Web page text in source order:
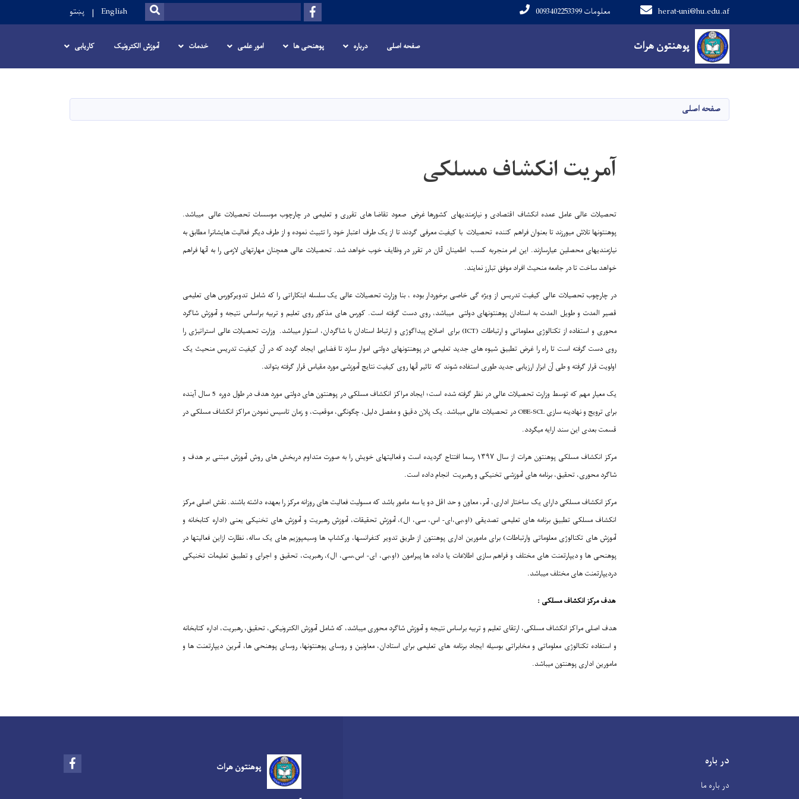
content
پوهنتون هرات
herat-uni@hu.edu.af معلومات 0093402253399 Facebook
Search
SEARCH
English پښتو
Main navigation
پوهنتون هرات صفحه اصلی درباره پوهنحی ها امور علمی خدمات آموزش الکترونیک کاریابی
صفحه اصلی
آمریت انکشاف مسلکی
تحصیلات عالی عامل عمده انکشاف اقتصادی و نیازمندیهای کشورها غرض صعود تقاضا های تقرری و تعلیمی در چارچوب موسسات تحصیلات عالی میباشد.
پوهنتونها تلاش میورزند تا بعنوان فراهم کننده تحصیلات با کیفیت معرفی گردند تا از یک طرف اعتبار خود را تثبیث نموده و از طرف دیگر فعالیت هایشانرا مطابق به
نیازمندیهای محصلین عیارسازند. این امر منجربه کسب اطمینان آنان در تقرر در وظایف خوب خواهد شد. تحصیلات عالی همچنان مهارتهای لازمی را به آنها فراهم
خواهد ساخت تا در جامعه منحیث افراد موفق تبارز نمایند.
در چارچوب تحصیلات عالی کیفیت تدریس از ویژه گی خاصی برخوردار بوده ، بنا وزارت تحصیلات عالی یک سلسله ابتکاراتی را که شامل تدویرکورس های تعلیمی
قصیر المدت و طویل المدت به استادان پوهنتونهای دولتی میباشد، روی دست گرفته است. کورس های مذکور روی تعلیم و تربیه براساس نتیجه و آموزش شاگرد
محوری و استفاده از تکنالوژی معلوماتی و ارتباطات (ICT) برای اصلاح پیداگوژی و ارتباط استادان با شاگردان، استوار میباشد. وزارت تحصیلات عالی استراتیژی را
روی دست گرفته است تا راه را غرض تطبیق شیوه های جدید تعلیمی در پوهنتونهای دولتی اموار سازد تا فضایی ایجاد گردد که در آن کیفیت تدریس منحیث یک
اولویت قرار گرفته و طی آن ابزار ارزیابی جدید طوری استفاده شوند که تاثیر آنها روی کیفیت نتایج آموزشی مورد مقیاس قرار گرفته بتواند.
یک معیار مهم که توسط وزارت تحصیلات عالی در نظر گرفته شده است؛ ایجاد مراکز انکشاف مسلکی در پوهنتون های دولتی مورد هدف در طول دوره 5 سال آینده
برای ترویج و نهادینه سازی OBE-SCL در تحصیلات عالی میباشد. یک پلان دقیق و مفصل دلیل، چگونگی، موقعیت، و زمان تاسیس نمودن مراکز انکشاف مسلکی در
قسمت بعدی این سند ارایه میگردد.
مرکز انکشاف مسلکی پوهنتون هرات از سال ۱۳۹۷ رسما افتتاح گردیده است و فعالیتهای خویش را به صورت متداوم دربخش های روش آموزش مبتنی بر هدف و
شاگرد محوری، تحقیق، برنامه های آموزشی تخنیکی و رهبریت انجام داده است.
مرکز انکشاف مسلکی دارای یک ساختار اداری، آمر، معاون و حد اقل دو یا سه مامور باشد که مسولیت فعالیت های روزانه مرکز را بعهده داشته باشند. نقش اصلی مرکز
انکشاف مسلکی تطبیق برنامه های تعلیمی تصدیقی (او،بی،ای- اس، سی، ال)، آموزش تحقیقات، آموزش رهبریت و آموزش های تخنیکی یعنی (اداره کتابخانه و
آموزش های تکنالوژی معلوماتی وارتباطات) برای مامورین اداری پوهنتون از طریق تدویر کنفرانسها، ورکشاپ ها وسیمپوزیم های یک ساله، نظارت ازاین فعالیتها در
پوهنحی ها و دیپارتمنت های مختلف و فراهم سازی اطلاعات یا داده ها پیرامون (او،بی، ای- اس،سی، ال)، رهبریت، تحقیق و اجرای و تطبیق تعلیمات تخنیکی
دردیپارتمنت های مختلف میباشد.
هدف مرکز انکشاف مسلکی :
هدف اصلی مراکز انکشاف مسلکی، ارتقای تعلیم و تربیه براساس نتیجه و آموزش شاگرد محوری میباشد، که شامل آموزش الکترونیکی، تحقیق، رهبریت، اداره کتابخانه
و استفاده تکنالوژی معلوماتی و مخابراتی بوسیله ایجاد برنامه های تعلیمی برای استادان، معاونین و روسای پوهنتونها، روسای پوهنحی ها، آمرین دیپارتمنت ها و
مامورین اداری پوهنتون میباشد.
در باره
در باره ما
پوهنتون هرات